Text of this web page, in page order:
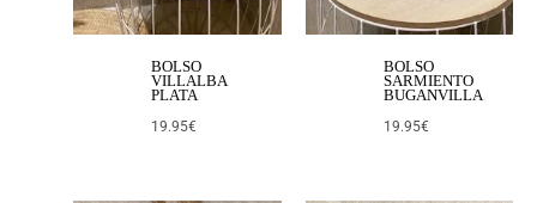
BOLSO
VILLALBA
PLATA
19.95€
BOLSO
SARMIENTO
BUGANVILLA
19.95€